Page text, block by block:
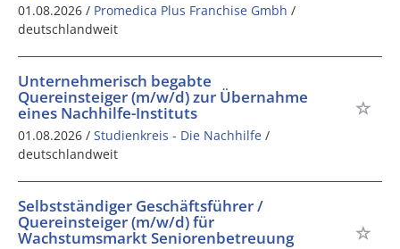
01.08.2026 / Promedica Plus Franchise Gmbh /
deutschlandweit
Unternehmerisch begabte
Quereinsteiger (m/w/d) zur Übernahme
eines Nachhilfe-Instituts
01.08.2026 / Studienkreis - Die Nachhilfe /
deutschlandweit
Selbstständiger Geschäftsführer /
Quereinsteiger (m/w/d) für
Wachstumsmarkt Seniorenbetreuung